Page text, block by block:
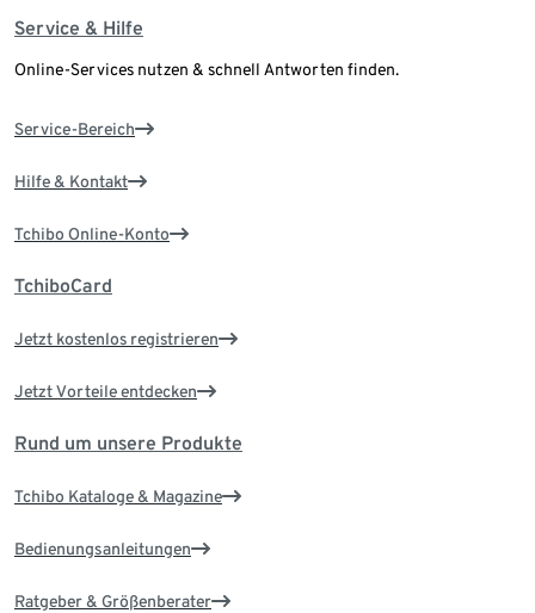
Service & Hilfe
Online-Services nutzen & schnell Antworten finden.
Service-Bereich
Hilfe & Kontakt
Tchibo Online-Konto
TchiboCard
Jetzt kostenlos registrieren
Jetzt Vorteile entdecken
Rund um unsere Produkte
Tchibo Kataloge & Magazine
Bedienungsanleitungen
Ratgeber & Größenberater